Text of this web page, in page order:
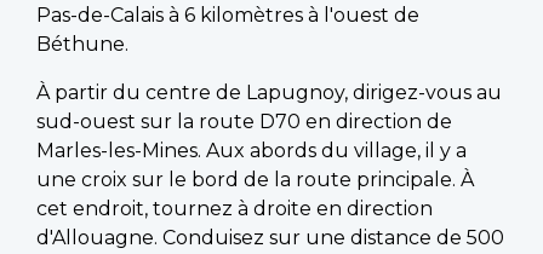
Pas-de-Calais à 6 kilomètres à l'ouest de
Béthune.
À partir du centre de Lapugnoy, dirigez-vous au
sud-ouest sur la route D70 en direction de
Marles-les-Mines. Aux abords du village, il y a
une croix sur le bord de la route principale. À
cet endroit, tournez à droite en direction
d'Allouagne. Conduisez sur une distance de 500